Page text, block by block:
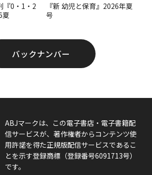
『0・1・2
夏
『新 幼児と保育』2026年夏
号
バックナンバー
ABJマークは、この電子書店・電子書籍配
信サービスが、著作権者からコンテンツ使
用許諾を得た正規版配信サービスであるこ
とを示す登録商標（登録番号6091713号）
です。